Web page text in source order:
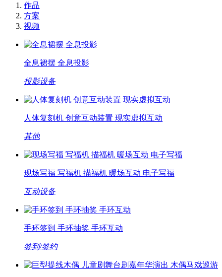
作品
方案
视频
全息裙摆 全息投影
投影设备
人体复刻机 创意互动装置 现实虚拟互动
其他
现场写福 写福机 描福机 暖场互动 电子写福
互动设备
手环签到 手环抽奖 手环互动
签到/签约